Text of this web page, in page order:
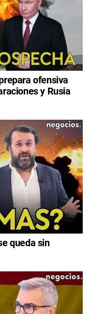
ofensiva
y Rusia
queda sin